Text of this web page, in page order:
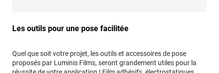
Les outils pour une pose facilitée
Quel que soit votre projet, les outils et accessoires de pose
proposés par Luminis Films, seront grandement utiles pour la